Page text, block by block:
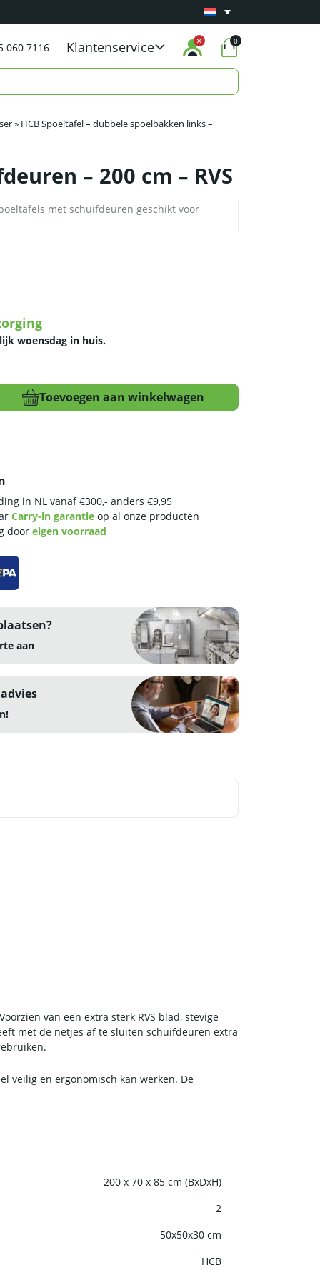
Carry-in garantie
060 7116 Klantenservice 0
» HCB Spoeltafel – dubbele spoelbakken links –
– 200 cm – RVS
met schuifdeuren geschikt voor
woensdag in huis.
Toevoegen aan winkelwagen
in NL vanaf €300,- anders €9,95
Carry-in garantie op al onze producten
door eigen voorraad
aan
van een extra sterk RVS blad, stevige
met de netjes af te sluiten schuifdeuren extra
veilig en ergonomisch kan werken. De
200 x 70 x 85 cm (BxDxH)
2
50x50x30 cm
HCB